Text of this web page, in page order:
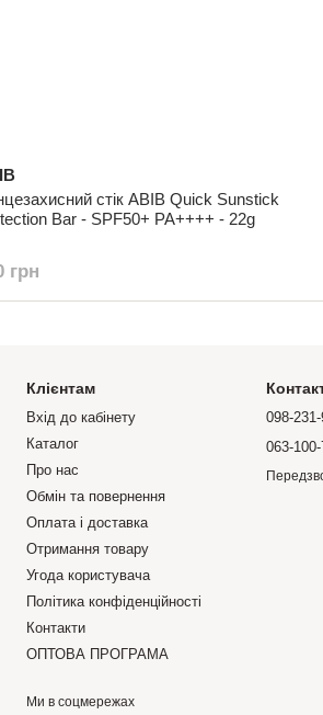
стік ABIB Quick Sunstick
Bar - SPF50+ PA++++ - 22g
грн
Клієнтам
Вхід до кабінету
Каталог
Про нас
Обмін та повернення
Оплата і доставка
Отримання товару
Угода користувача
Політика конфіденційності
Контакти
ОПТОВА ПРОГРАМА
Ми в соцмережах
098-
063-